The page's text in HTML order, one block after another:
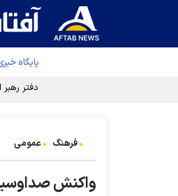
پایگاه
دفتر رهبر
فرهنگ عمومی
واکنش